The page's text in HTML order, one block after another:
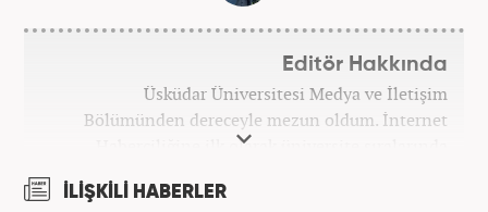
Editör Hakkında
Üsküdar Üniversitesi Medya ve İletişim
Bölümünden dereceyle mezun oldum. İnternet
Haberciliğine ilk olarak üniversite sıralarında
Kurduğum sitede 1 yıl kadar sağlık, spor ve kültür
İLİŞKİLİ HABERLER